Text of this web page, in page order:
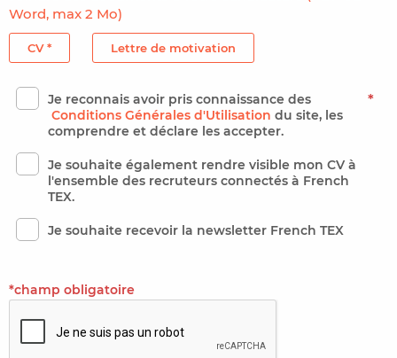
Word, max 2 Mo)
CV * Lettre de motivation
Je reconnais avoir pris connaissance des
Conditions Générales d'Utilisation du site, les
comprendre et déclare les accepter.
*
Je souhaite également rendre visible mon CV à
l'ensemble des recruteurs connectés à French
TEX.
Je souhaite recevoir la newsletter French TEX
*champ obligatoire